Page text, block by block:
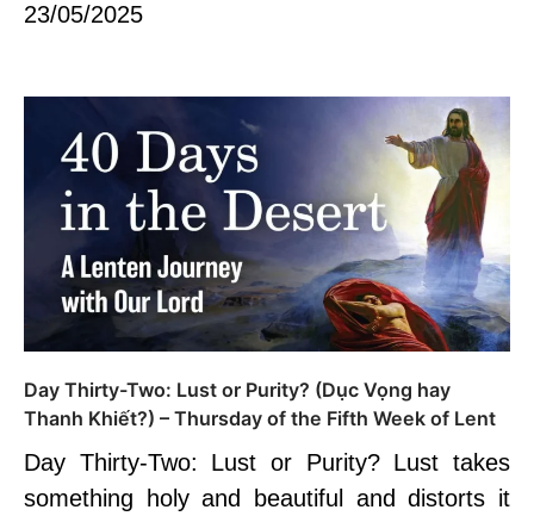
23/05/2025
Day Thirty-Two: Lust or Purity? (Dục Vọng hay
Thanh Khiết?) – Thursday of the Fifth Week of Lent
Day Thirty-Two: Lust or Purity? Lust takes
something holy and beautiful and distorts it